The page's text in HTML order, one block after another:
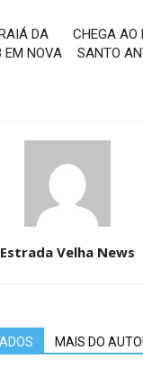
DA
EM NOVA
CHEGA AO
SANTO
Estrada Velha News
MAIS DO